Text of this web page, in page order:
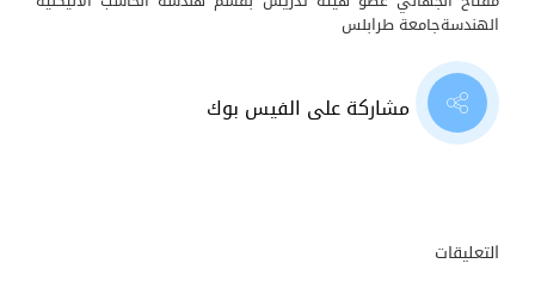
الهندسةجامعة طرابلس
مشاركة على الفيس بوك
التعليقات